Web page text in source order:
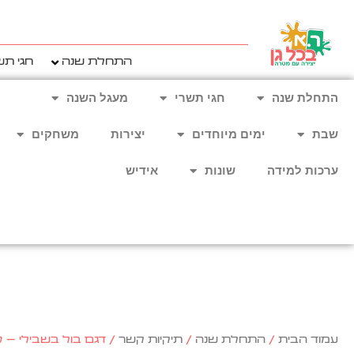
התחלת שנה חגי
התחלת שנה חגי תשרי מעגל השנה
שבת ימים מיוחדים יצירות משחקים
ערכות למידה שונות אידיש
עמוד הבית / התחלת שנה / תיקיות קשר / דגם בול בשבילי